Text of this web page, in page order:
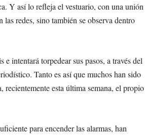
Y así lo refleja el vestuario, con una unión
redes, sino también se observa dentro
intentará torpedear sus pasos, a través del
Tanto es así que muchos han sido
esta última semana, el propio
para encender las alarmas, han